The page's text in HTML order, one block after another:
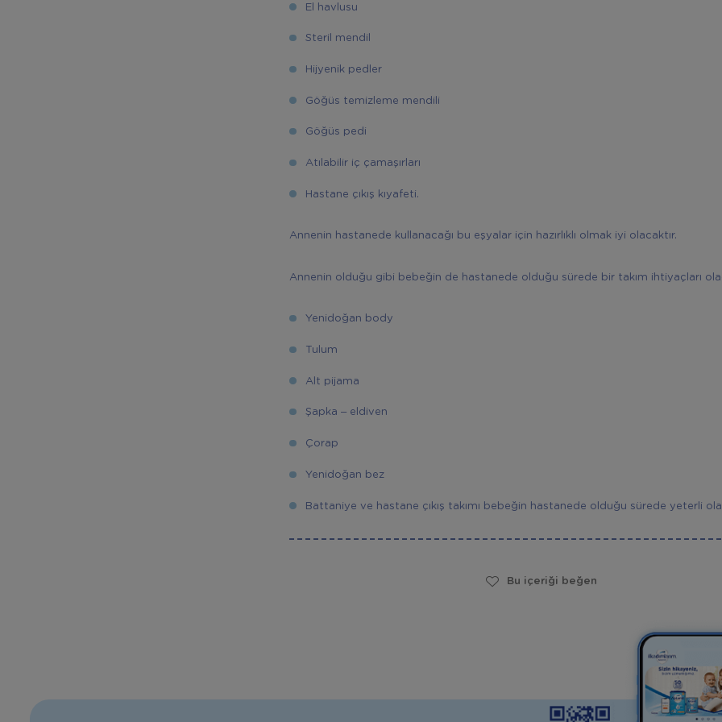
El havlusu
Steril mendil
Hijyenik pedler
Göğüs temizleme mendili
Göğüs pedi
Atılabilir iç çamaşırları
Hastane çıkış kıyafeti.
Annenin hastanede kullanacağı bu eşyalar için hazırlıklı olmak iyi olacaktır.
Annenin olduğu gibi bebeğin de hastanede olduğu sürede bir takım ihtiyaçları
Yenidoğan body
Tulum
Alt pijama
Şapka – eldiven
Çorap
Yenidoğan bez
Battaniye ve hastane çıkış takımı bebeğin hastanede olduğu sürede yeterli
Bu içeriği beğen